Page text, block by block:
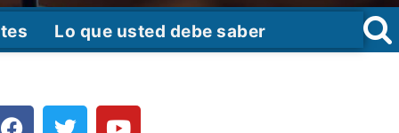
Lo que usted debe saber
F
T
Y